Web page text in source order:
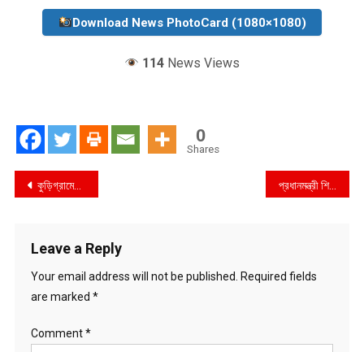
Download News PhotoCard (1080×1080)
114 News Views
0
Shares
Post
কুড়িগ্রামের ভুরুংগামারীতে বিএসটিআই এর মোবাইল কোর্ট কর্তৃক ২৪,০০০ টাকা জরিমানা প্রধানমন্ত্রী শিক্ষার্থীদের উচ্চ শিক্ষায় বিশ্বব্যাপী পড়ার সুযোগ তৈরি করে দিয়েছেন-নাছিম
Leave a Reply
Your email address will not be published. Required fields
are marked *
Comment*